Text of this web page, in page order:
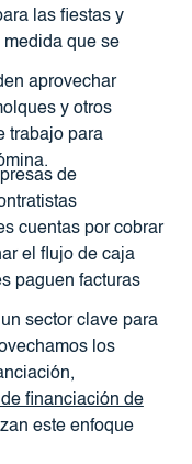
las fiestas y
medida que se
aprovechar
y otros
trabajo para
de
cuentas por cobrar
el flujo de caja
paguen facturas
sector clave para
los
financiación de
este enfoque